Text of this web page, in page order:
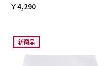
￥4,290
新商品